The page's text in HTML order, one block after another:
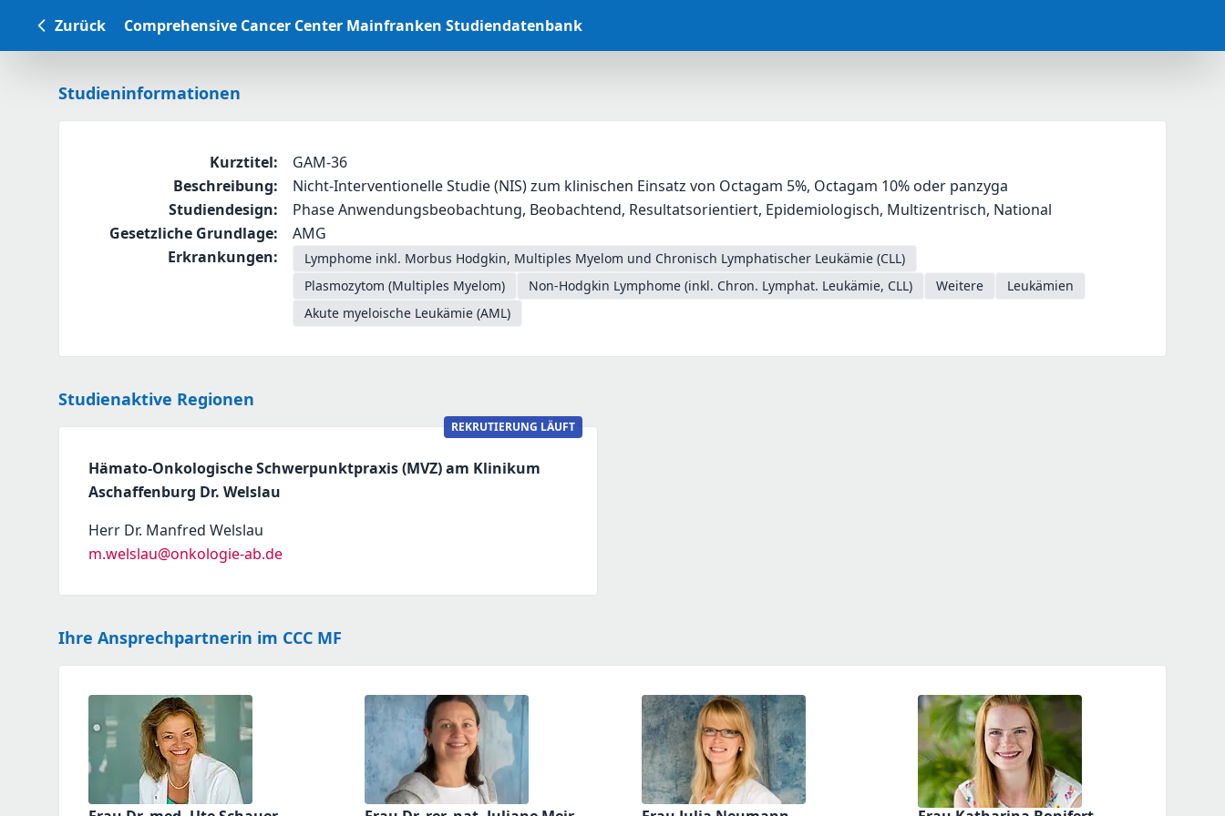
Zurück Comprehensive Cancer Center Mainfranken Studiendatenbank
Studieninformationen
Kurztitel:
GAM-36
Beschreibung:
Nicht-Interventionelle Studie (NIS) zum klinischen Einsatz von Octagam 5%, Octagam 10% oder panzyga
Studiendesign:
Phase Anwendungsbeobachtung, Beobachtend, Resultatsorientiert, Epidemiologisch, Multizentrisch, National
Gesetzliche Grundlage:
AMG
Erkrankungen:
Lymphome inkl. Morbus Hodgkin, Multiples Myelom und Chronisch Lymphatischer Leukämie (CLL)
Plasmozytom (Multiples Myelom)
Non-Hodgkin Lymphome (inkl. Chron. Lymphat. Leukämie, CLL) Weitere
Leukämien
Akute myeloische Leukämie (AML)
Studienaktive Regionen
REKRUTIERUNG LÄUFT
Hämato-Onkologische Schwerpunktpraxis (MVZ) am Klinikum
Aschaffenburg Dr. Welslau
Herr Dr. Manfred Welslau
m.welslau@onkologie-ab.de
Ihre Ansprechpartnerin im CCC MF